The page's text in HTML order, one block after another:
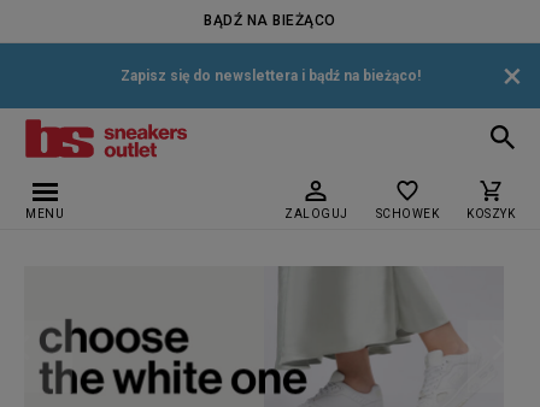
BĄDŹ NA BIEŻĄCO
Zapisz się do newslettera i bądź na bieżąco! ×
MENU ZALOGUJ SCHOWEK KOSZYK